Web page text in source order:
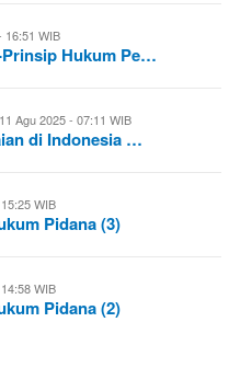
16:51 WIB
Hukum Pe…
11 Agu 2025 - 07:11 WIB
di Indonesia …
WIB
Pidana (3)
WIB
Pidana (2)